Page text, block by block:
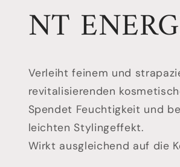
NT
Verleiht feinem und
revitalisierenden
Spendet Feuchtigkeit und
leichten Stylingeffekt.
Wirkt ausgleichend auf die